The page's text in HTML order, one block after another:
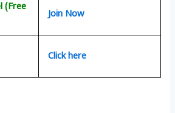
(Free
Join Now
Click here